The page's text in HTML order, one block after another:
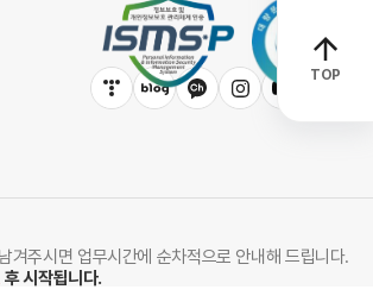
겨주시면 업무시간에 순차적으로 안내해 드립니다.
후 시작됩니다.
TOP